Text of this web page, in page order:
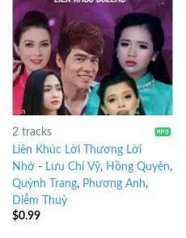
2 tracks
Liên Khúc Lời Thương Lời
Nhớ- Lưu Chí Vỹ, Hồng Quyên,
Quỳnh Trang, Phương Anh,
Diễm Thuỳ
$0.99